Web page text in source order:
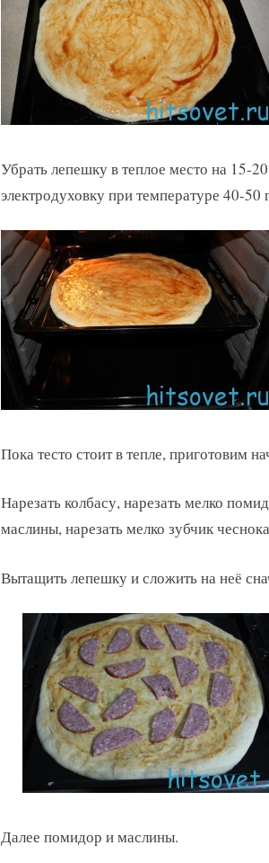
Убрать лепешку в теплое место на 15-
электродуховку при температуре 40-50
Пока тесто стоит в тепле, приготовим
Нарезать колбасу, нарезать мелко
маслины, нарезать мелко зубчик
Вытащить лепешку и сложить на неё
Далее помидор и маслины.